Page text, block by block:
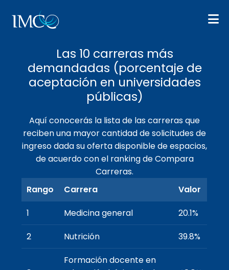
← Volver a las 10 más
Las 10 carreras más
demandadas (porcentaje de
aceptación en universidades
públicas)
Aquí conocerás la lista de las carreras que
reciben una mayor cantidad de solicitudes de
ingreso dada su oferta disponible de espacios,
de acuerdo con el ranking de Compara
Carreras.
Rango
Carrera
Valor
1
Medicina general
20.1%
2
Nutrición 39.8%
Formación docente en